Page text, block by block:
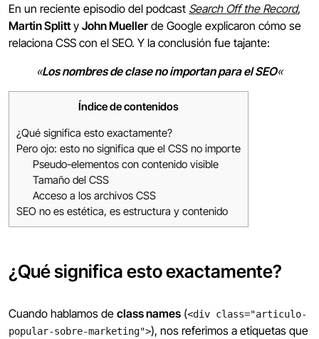
En un reciente episodio del podcast Search Off the Record,
Martin Splitty John Mueller de Google explicaron cómo se
relaciona CSS con el SEO. Y la conclusión fue tajante:
«Los nombres de clase no importan para el SEO«
Índice de contenidos
¿Qué significa esto exactamente?
Pero ojo: esto no significa que el CSS no importe
Pseudo-elementos con contenido visible
Tamaño del CSS
Acceso a los archivos CSS
SEO no es estética, es estructura y contenido
¿Qué significa esto exactamente?
Cuando hablamos de class names (<div class="articulo-
popular-sobre-marketing">), nos referimos a etiquetas que